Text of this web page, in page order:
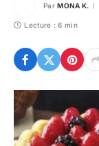
Par MONA K.
Lecture : 6 min
© DR